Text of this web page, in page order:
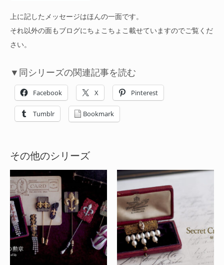
上に記したメッセージはほんの一面です。
それ以外の面もブログにちょこちょこ載せていますのでご覧くだ
さい。
▼同シリーズの関連記事を読む
Facebook X Pinterest
Tumblr Bookmark
その他のシリーズ